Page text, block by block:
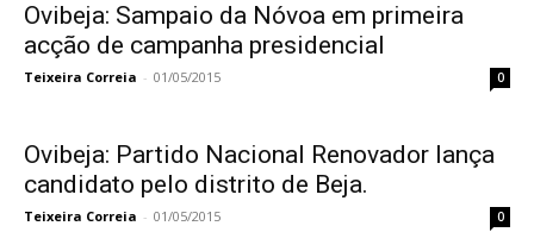
Ovibeja: Sampaio da Nóvoa em primeira
acção de campanha presidencial
Teixeira Correia - 01/05/2015 0
Ovibeja: Partido Nacional Renovador lança
candidato pelo distrito de Beja.
Teixeira Correia - 01/05/2015 0